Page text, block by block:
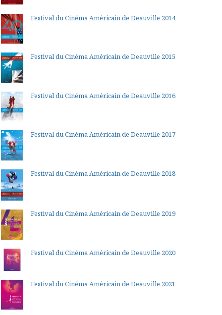
Festival du Cinéma Américain de Deauville 2014
Festival du Cinéma Américain de Deauville 2015
Festival du Cinéma Américain de Deauville 2016
Festival du Cinéma Américain de Deauville 2017
Festival du Cinéma Américain de Deauville 2018
Festival du Cinéma Américain de Deauville 2019
Festival du Cinéma Américain de Deauville 2020
Festival du Cinéma Américain de Deauville 2021